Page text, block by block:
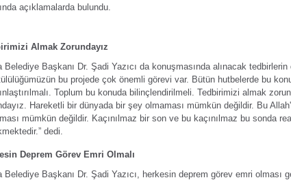
açıklamalarda bulundu.
Almak Zorundayız
Belediye Başkanı Dr. Şadi Yazıcı da konuşmasında alınacak
bu projede çok önemli görevi var. Bütün hutbelerde bu
Toplum bu konuda bilinçlendirilmeli. Tedbirimizi almak
Hareketli bir dünyada bir şey olmaması mümkün değildir. Bu
mümkün değildir. Kaçınılmaz bir son ve bu kaçınılmaz bu sonda
dedi.
Deprem Görev Emri Olmalı
Belediye Başkanı Dr. Şadi Yazıcı, herkesin deprem görev emri olması